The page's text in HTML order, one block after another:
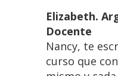
Elizabeth.
Docente
Nancy, te
curso que